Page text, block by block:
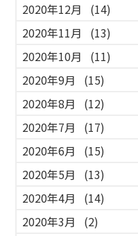
2020年12月
(14)
2020年11月
(13)
2020年10月
(11)
2020年9月
(15)
2020年8月
(12)
2020年7月
(17)
2020年6月
(15)
2020年5月
(13)
2020年4月
(14)
2020年3月
(2)